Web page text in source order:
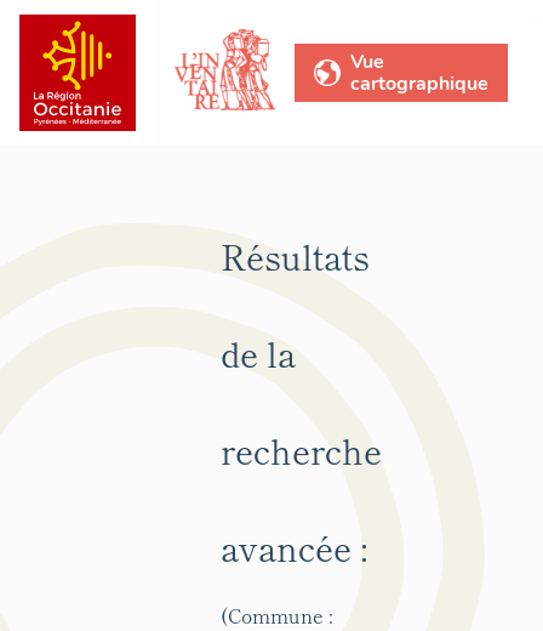
Vue
cartographique
Résultats
de la
recherche
avancée :
(Commune :